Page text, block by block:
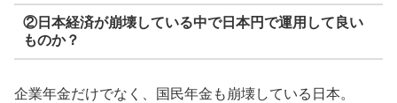
②日本経済が崩壊している中で日本円で運用して良い
ものか？
企業年金だけでなく、国民年金も崩壊している日本。